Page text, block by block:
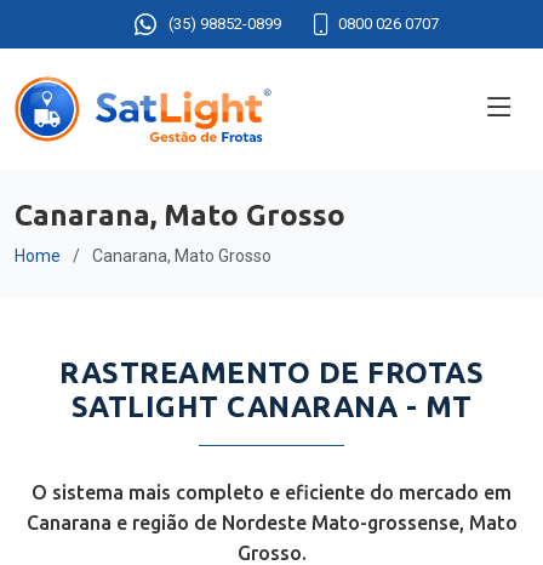
(35) 98852-0899 0800 026 0707
Canarana, Mato Grosso
Home Canarana, Mato Grosso
RASTREAMENTO DE FROTAS
SATLIGHT CANARANA - MT
O sistema mais completo e eficiente do mercado em
Canarana e região de Nordeste Mato-grossense, Mato
Grosso.